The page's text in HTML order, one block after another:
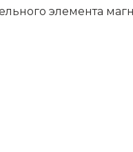
элемента